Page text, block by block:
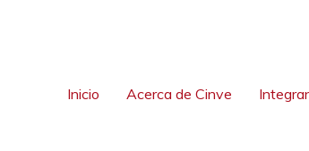
Inicio Acerca de Cinve